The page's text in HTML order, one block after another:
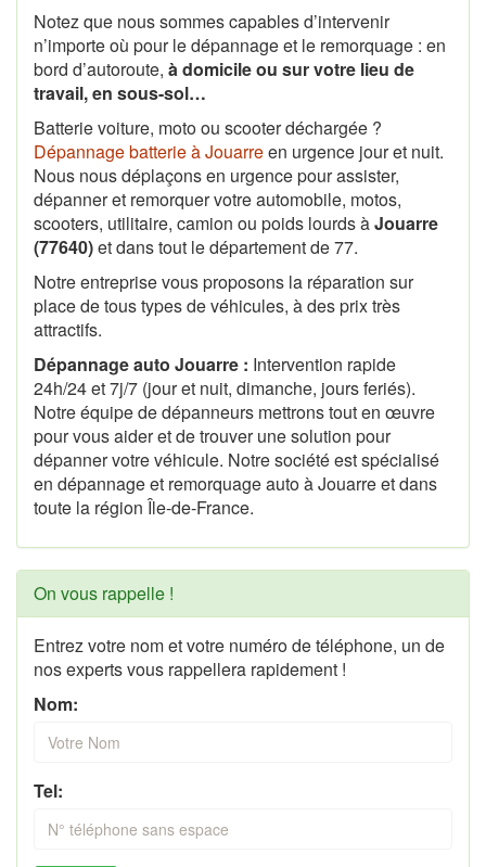
Notez que nous sommes capables d’intervenir
n’importe où pour le dépannage et le remorquage : en
bord d’autoroute, à domicile ou sur votre lieu de
travail, en sous-sol…
Batterie voiture, moto ou scooter déchargée ?
Dépannage batterie à Jouarreen urgence jour et nuit.
Nous nous déplaçons en urgence pour assister,
dépanner et remorquer votre automobile, motos,
scooters, utilitaire, camion ou poids lourds àJouarre
(77640)et dans tout le département de 77.
Notre entreprise vous proposons la réparation sur
place de tous types de véhicules, à des prix très
attractifs.
Dépannage auto Jouarre : Intervention rapide
24h/24 et 7j/7 (jour et nuit, dimanche, jours feriés).
Notre équipe de dépanneurs mettrons tout en œuvre
pour vous aider et de trouver une solution pour
dépanner votre véhicule. Notre société est spécialisé
en dépannage et remorquage auto à Jouarre et dans
toute la région Île-de-France.
On vous rappelle !
Entrez votre nom et votre numéro de téléphone, un de
nos experts vous rappellera rapidement !
Nom:
Tel: